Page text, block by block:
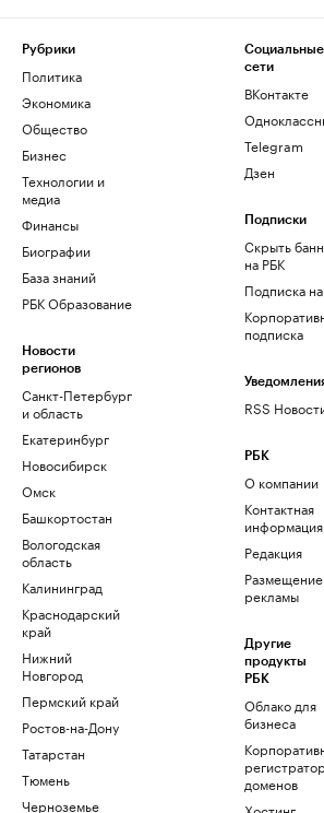
Рубрики
Политика
Экономика
Общество
Бизнес
Технологии и
медиа
Финансы
Биографии
База знаний
РБК Образование
Новости
регионов
Санкт-Петербург
и область
Екатеринбург
Новосибирск
Омск
Башкортостан
Вологодская
область
Калининград
Краснодарский
край
Нижний
Новгород
Пермский край
Ростов-на-Дону
Татарстан
Тюмень
Черноземье
Социальные
сети
ВКонтакте
Telegram
Дзен
Подписки
Скрыть
на РБК
Подписка
подписка
RSS
РБК
О компании
Контактная
информация
Редакция
Размещение
рекламы
Другие
продукты
РБК
Облако для
бизнеса
регистратор
доменов